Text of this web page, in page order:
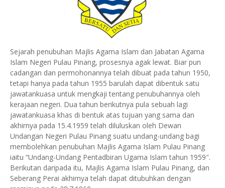
Sejarah penubuhan Majlis Agama Islam dan Jabatan Agama
Islam Negeri Pulau Pinang, prosesnya agak lewat. Biar pun
cadangan dan permohonannya telah dibuat pada tahun 1950,
tetapi hanya pada tahun 1955 barulah dapat dibentuk satu
jawatankuasa untuk mengkaji tentang penubuhannya oleh
kerajaan negeri. Dua tahun berikutnya pula sebuah lagi
jawatankuasa khas di bentuk atas tujuan yang sama dan
akhirnya pada 15.4.1959 telah diluluskan oleh Dewan
Undangan Negeri Pulau Pinang suatu undang-undang bagi
membolehkan penubuhan Majlis Agama Islam Pulau Pinang
iaitu “Undang-Undang Pentadbiran Ugama Islam tahun 1959″.
Berikutan daripada itu, Majlis Agama Islam Pulau Pinang, dan
Seberang Perai akhirnya telah dapat ditubuhkan dengan